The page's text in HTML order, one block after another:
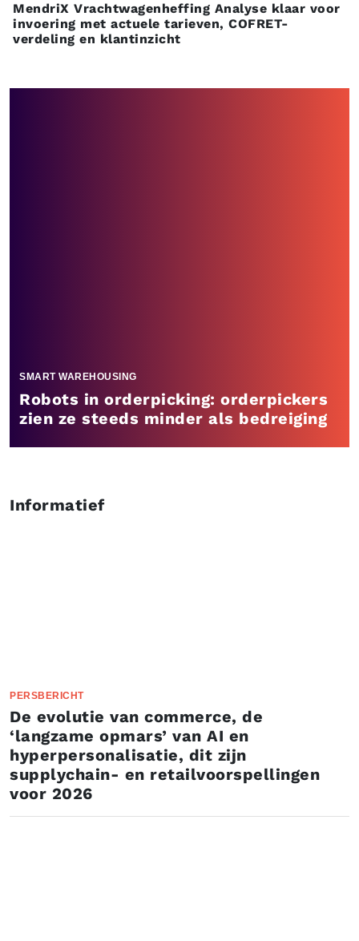
MendriX Vrachtwagenheffing Analyse klaar voor
invoering met actuele tarieven, COFRET-
verdeling en klantinzicht
SMART WAREHOUSING
Robots in orderpicking: orderpickers
zien ze steeds minder als bedreiging
Informatief
PERSBERICHT
De evolutie van commerce, de
‘langzame opmars’ van AI en
hyperpersonalisatie, dit zijn
supplychain- en retailvoorspellingen
voor 2026